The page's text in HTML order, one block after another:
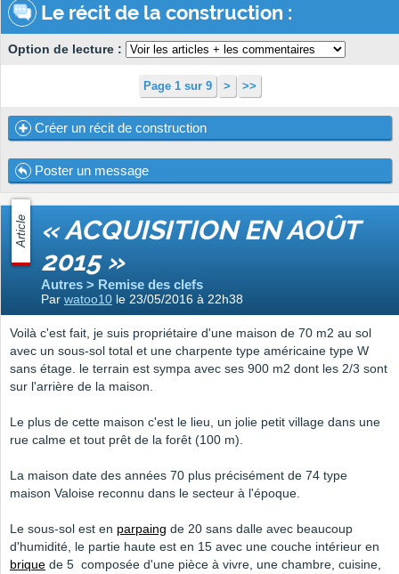
Le récit de la construction :
Option de lecture :
Page 1 sur 9 > >>
Créer un récit de construction
Poster un message
Article « ACQUISITION EN AOÛT
2015 »
Autres > Remise des clefs
Par watoo10 le 23/05/2016 à 22h38
Voilà c'est fait, je suis propriétaire d'une maison de 70 m2 au sol
avec un sous-sol total et une charpente type américaine type W
sans étage. le terrain est sympa avec ses 900 m2 dont les 2/3 sont
sur l'arrière de la maison.
Le plus de cette maison c'est le lieu, un jolie petit village dans une
rue calme et tout prêt de la forêt (100 m).
La maison date des années 70 plus précisément de 74 type
maison Valoise reconnu dans le secteur à l'époque.
Le sous-sol est en parpaing de 20 sans dalle avec beaucoup
d'humidité, le partie haute est en 15 avec une couche intérieur en
brique de 5 composée d'une pièce à vivre, une chambre, cuisine,